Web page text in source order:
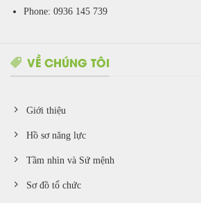
Phone: 0936 145 739
VỀ CHÚNG TÔI
Giới thiệu
Hồ sơ năng lực
Tầm nhìn và Sứ mệnh
Sơ đồ tổ chức